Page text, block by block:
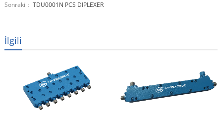
Sonraki： TDU0001N PCS DIPLEXER
İlgili